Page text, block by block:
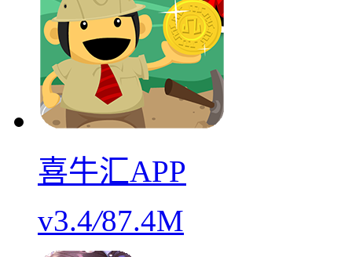
喜牛汇APP
v3.4/87.4M